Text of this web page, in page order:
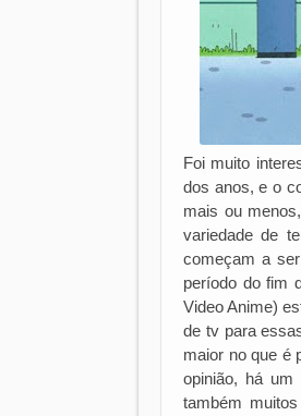
Foi muito
dos anos, e o
mais ou
variedade de
começam a
período do fim
Video Anime)
de tv para
maior no que é
opinião, há um
também